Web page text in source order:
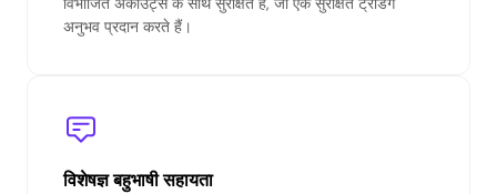
अनुभव प्रदान करते हैं।
विशेषज्ञ बहुभाषी सहायता